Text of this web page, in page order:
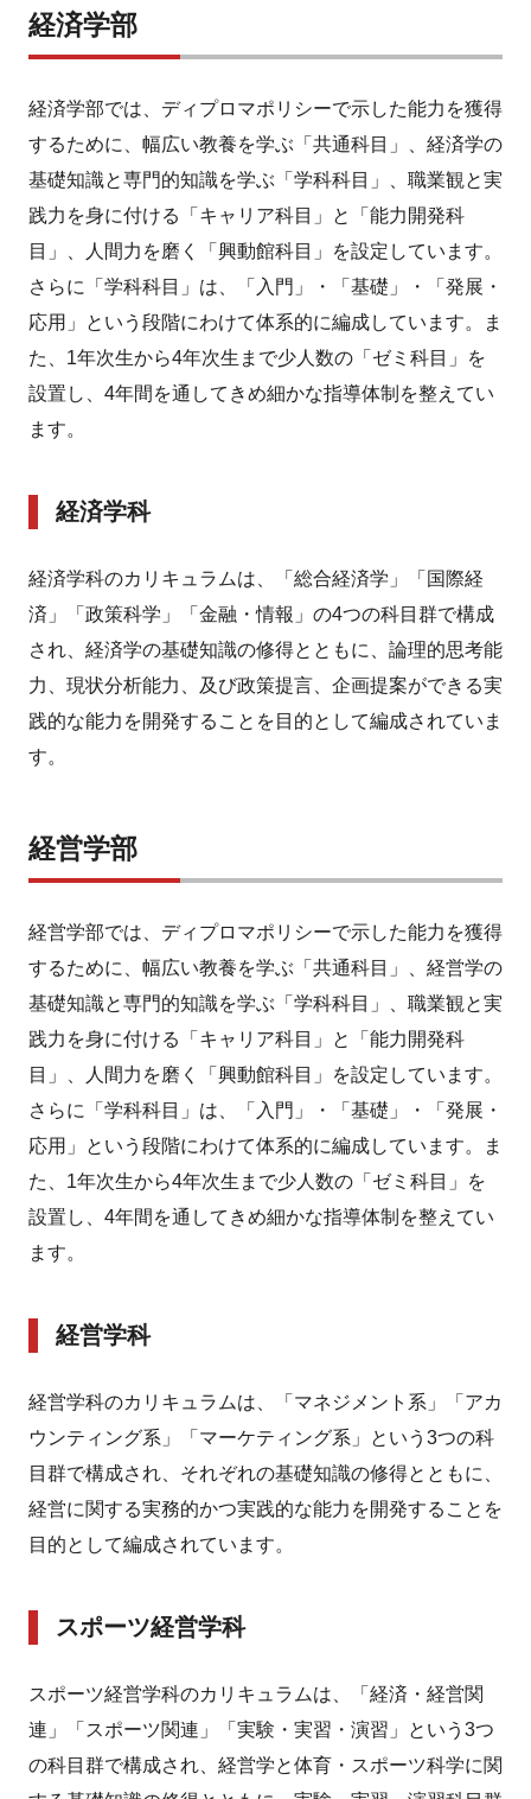
経済学部
経済学部では、ディプロマポリシーで示した能力を獲得
するために、幅広い教養を学ぶ「共通科目」、経済学の
基礎知識と専門的知識を学ぶ「学科科目」、職業観と実
践力を身に付ける「キャリア科目」と「能力開発科
目」、人間力を磨く「興動館科目」を設定しています。
さらに「学科科目」は、「入門」・「基礎」・「発展・
応用」という段階にわけて体系的に編成しています。ま
た、1年次生から4年次生まで少人数の「ゼミ科目」を
設置し、4年間を通してきめ細かな指導体制を整えてい
ます。
経済学科
経済学科のカリキュラムは、「総合経済学」「国際経
済」「政策科学」「金融・情報」の4つの科目群で構成
され、経済学の基礎知識の修得とともに、論理的思考能
力、現状分析能力、及び政策提言、企画提案ができる実
践的な能力を開発することを目的として編成されていま
す。
経営学部
経営学部では、ディプロマポリシーで示した能力を獲得
するために、幅広い教養を学ぶ「共通科目」、経営学の
基礎知識と専門的知識を学ぶ「学科科目」、職業観と実
践力を身に付ける「キャリア科目」と「能力開発科
目」、人間力を磨く「興動館科目」を設定しています。
さらに「学科科目」は、「入門」・「基礎」・「発展・
応用」という段階にわけて体系的に編成しています。ま
た、1年次生から4年次生まで少人数の「ゼミ科目」を
設置し、4年間を通してきめ細かな指導体制を整えてい
ます。
経営学科
経営学科のカリキュラムは、「マネジメント系」「アカ
ウンティング系」「マーケティング系」という3つの科
目群で構成され、それぞれの基礎知識の修得とともに、
経営に関する実務的かつ実践的な能力を開発することを
目的として編成されています。
スポーツ経営学科
スポーツ経営学科のカリキュラムは、「経済・経営関
連」「スポーツ関連」「実験・実習・演習」という3つ
の科目群で構成され、経営学と体育・スポーツ科学に関